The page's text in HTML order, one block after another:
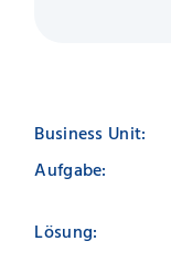
Business Unit:
Aufgabe:
Lösung: